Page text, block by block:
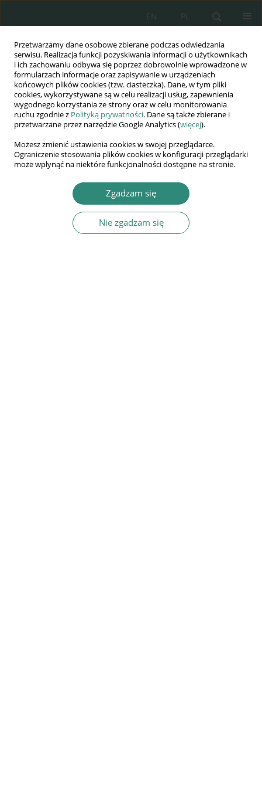
Przetwarzamy dane osobowe zbierane podczas odwiedzania
serwisu. Realizacja funkcji pozyskiwania informacji o użytkownikach
i ich zachowaniu odbywa się poprzez dobrowolnie wprowadzone w
formularzach informacje oraz zapisywanie w urządzeniach
końcowych plików cookies (tzw. ciasteczka). Dane, w tym pliki
cookies, wykorzystywane są w celu realizacji usług, zapewnienia
wygodnego korzystania ze strony oraz w celu monitorowania
ruchu zgodnie z Polityką prywatności. Dane są także zbierane i
przetwarzane przez narzędzie Google Analytics (więcej).
Możesz zmienić ustawienia cookies w swojej przeglądarce.
Ograniczenie stosowania plików cookies w konfiguracji przeglądarki
może wpłynąć na niektóre funkcjonalności dostępne na stronie.
Zgadzam się
Nie zgadzam się
PL
EN
Wydawnictwo
AWSGE
Akademia Nauk Stosowanych
WSGE
im. Alcide De Gasperi
Słowo kluczowerozwiązywanie
konfliktów